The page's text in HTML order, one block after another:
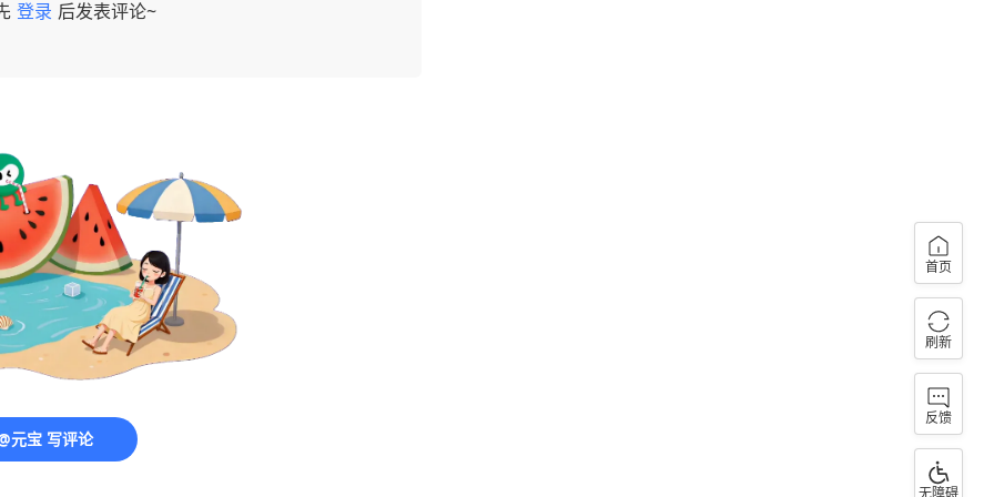
登录 后发表评论~
元宝 写评论
首页
刷新
反馈
无障碍